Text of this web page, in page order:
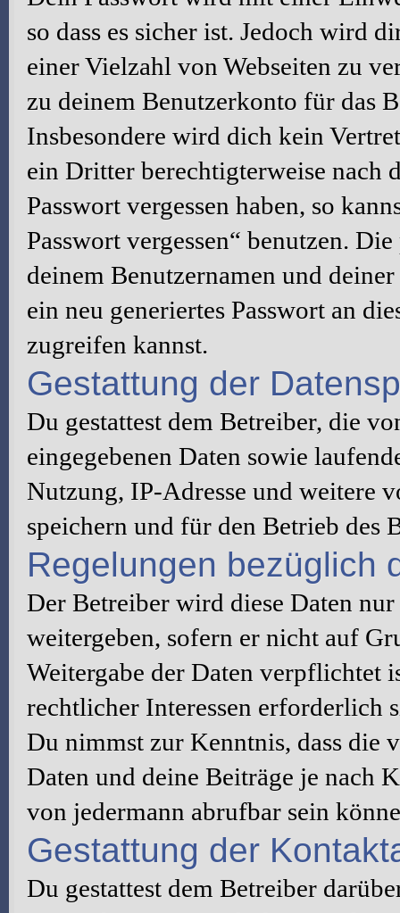
so dass es sicher ist. Jedoch wird
einer Vielzahl von Webseiten zu
zu deinem Benutzerkonto für das
Insbesondere wird dich kein
ein Dritter berechtigterweise nach
Passwort vergessen haben, so
Passwort vergessen“ benutzen.
deinem Benutzernamen und
ein neu generiertes Passwort an
zugreifen kannst.
Gestattung der
Du gestattest dem Betreiber, die
eingegebenen Daten sowie
Nutzung, IP-Adresse und weitere
speichern und für den Betrieb des
Regelungen bezüglich
Der Betreiber wird diese Daten
weitergeben, sofern er nicht auf
Weitergabe der Daten verpflichtet
rechtlicher Interessen erforderlich
Du nimmst zur Kenntnis, dass die
Daten und deine Beiträge je nach
von jedermann abrufbar sein
Gestattung der
Du gestattest dem Betreiber